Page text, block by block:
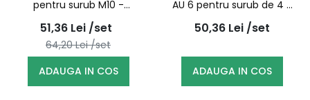
pentru surub M10 -
100buc/set
51,36 Lei /set
64,20Lei /set
ADAUGA IN COS
AU 6 pentru surub de 4 -
100buc/set
50,36 Lei /set
ADAUGA IN COS